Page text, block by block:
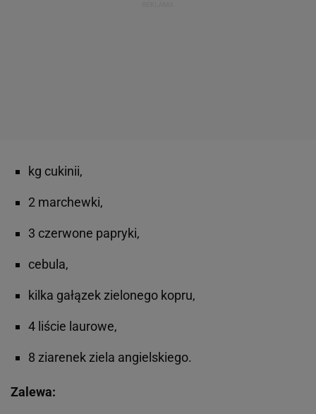
kg cukinii,
2 marchewki,
3 czerwone papryki,
cebula,
kilka gałązek zielonego kopru,
4 liście laurowe,
8 ziarenek ziela angielskiego.
Zalewa: